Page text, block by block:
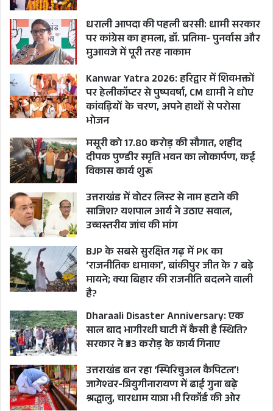
धराली आपदा की पहली बरसी: धामी सरकार
पर कांग्रेस का हमला, डॉ. प्रतिमा- पुनर्वास और
मुआवजे में पूरी तरह नाकाम
Kanwar Yatra 2026: हरिद्वार में शिवभक्तों
पर हेलीकॉप्टर से पुष्पवर्षा, CM धामी ने धोए
कांवड़ियों के चरण, अपने हाथों से परोसा
भोजन
मसूरी को 17.80 करोड़ की सौगात, शहीद
दीपक पुण्डीर स्मृति भवन का लोकार्पण, कई
विकास कार्य शुरू
उत्तराखंड में वोटर लिस्ट से नाम हटाने की
साजिश? यशपाल आर्य ने उठाए सवाल,
उच्चस्तरीय जांच की मांग
BJP के सबसे सुरक्षित गढ़ में PK का
‘राजनीतिक धमाका’, बांकीपुर जीत के 7 बड़े
मायने; क्या बिहार की राजनीति बदलने वाली
है?
Dharaali Disaster Anniversary: एक
साल बाद भागीरथी घाटी में कैसी है स्थिति?
सरकार ने ₹33 करोड़ के कार्य गिनाए
उत्तराखंड बन रहा ‘स्पिरिचुअल कैपिटल’!
जागेश्वर-त्रियुगीनारायण में ढाई गुना बढ़े
श्रद्धालु, चारधाम यात्रा भी रिकॉर्ड की ओर